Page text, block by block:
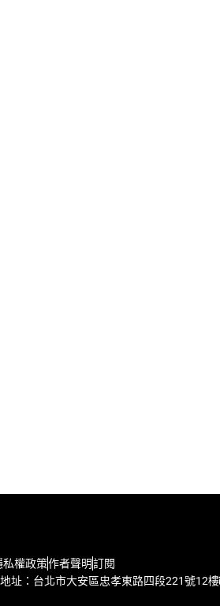
私權政策作者聲明訂閱
地址：台北市大安區忠孝東路四段221號12樓